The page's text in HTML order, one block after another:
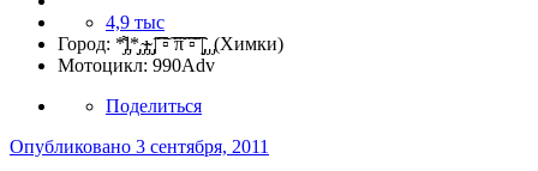
4,9 тыс
Город: *̡͌l̡*̡̡ ̴̡ı̴̴̡ ̡̡͡|͡͡͡ ▫͡ ͡͡π͡͡ ͡▫͡͡ |̡̡̡ ̡ ̡(Химки)
Мотоцикл: 990Adv
Поделиться
Опубликовано 3 сентября, 2011